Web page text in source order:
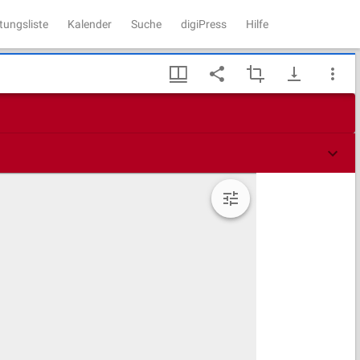
Kalender Suche digiPress Hilfe